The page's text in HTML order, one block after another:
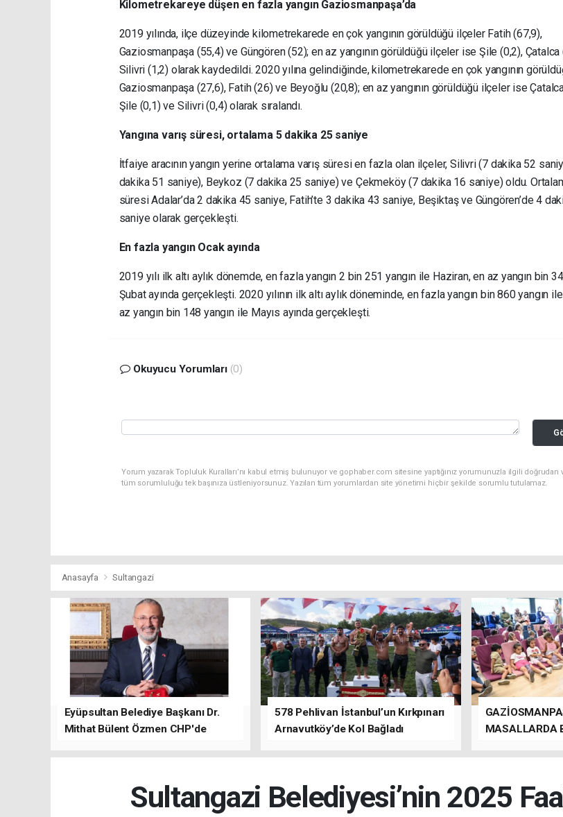
Kilometrekareye düşen en fazla yangın Gaziosmanpaşa’da
2019 yılında, ilçe düzeyinde kilometrekarede en çok yangının görüldüğü ilçeler Fatih (67,9),
Gaziosmanpaşa (55,4) ve Güngören (52); en az yangının görüldüğü ilçeler ise Şile (0,2), Çatalca
Silivri (1,2) olarak kaydedildi. 2020 yılına gelindiğinde, kilometrekarede en çok yangının
Gaziosmanpaşa (27,6), Fatih (26) ve Beyoğlu (20,8); en az yangının görüldüğü ilçeler ise
Şile (0,1) ve Silivri (0,4) olarak sıralandı.
Yangına varış süresi, ortalama 5 dakika 25 saniye
İtfaiye aracının yangın yerine ortalama varış süresi en fazla olan ilçeler, Silivri (7 dakika 52
dakika 51 saniye), Beykoz (7 dakika 25 saniye) ve Çekmeköy (7 dakika 16 saniye) oldu.
süresi Adalar’da 2 dakika 45 saniye, Fatih’te 3 dakika 43 saniye, Beşiktaş ve Güngören’de 4
saniye olarak gerçekleşti.
En fazla yangın Ocak ayında
2019 yılı ilk altı aylık dönemde, en fazla yangın 2 bin 251 yangın ile Haziran, en az yangın bin
Şubat ayında gerçekleşti. 2020 yılının ilk altı aylık döneminde, en fazla yangın bin 860 yangın
az yangın bin 148 yangın ile Mayıs ayında gerçekleşti.
Okuyucu Yorumları (0)
Yorum yazarak Topluluk Kuralları’nı kabul etmiş bulunuyor ve gophaber.com sitesine yaptığınız yorumunuzla ilgili doğrudan
tüm sorumluluğu tek başınıza üstleniyorsunuz. Yazılan tüm yorumlardan site yönetimi hiçbir şekilde sorumlu tutulamaz.
Anasayfa Sultangazi
Eyüpsultan Belediye Başkanı Dr.
Mithat Bülent Özmen CHP'de
578 Pehlivan İstanbul’un Kırkpınarı
Arnavutköy’de Kol Bağladı
MASALLARDA
Sultangazi Belediyesi’nin 2025